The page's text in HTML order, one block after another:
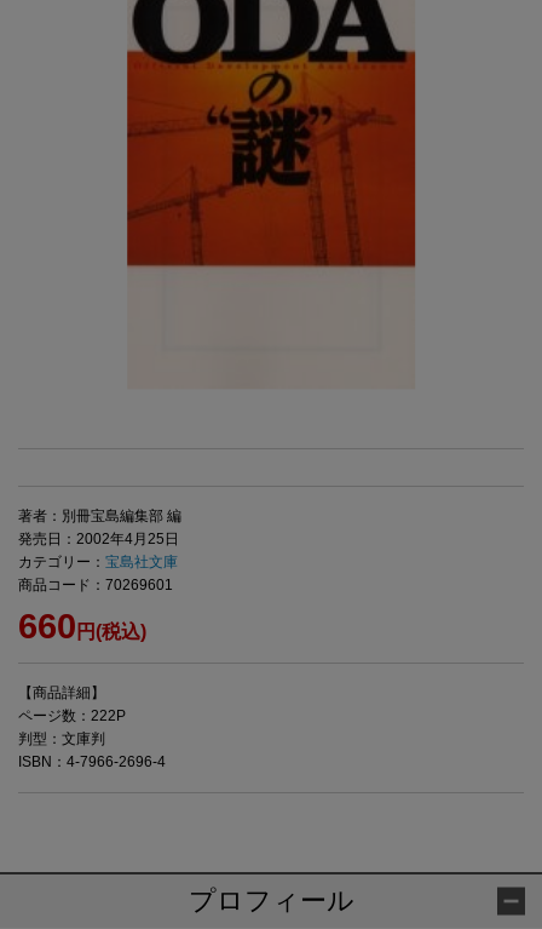
著者：別冊宝島編集部 編
発売日：2002年4月25日
カテゴリー： 宝島社文庫
商品コード：70269601
660 円(税込)
【商品詳細】
ページ数：222P
判型：文庫判
ISBN：4-7966-2696-4
プロフィール